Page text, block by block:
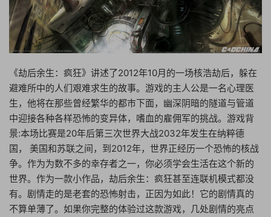
《劫后余生：疯狂》讲述了2012年10月的一场核浩劫后，躲在
避难所中的人们艰难求生的故事。游戏的主人公是一名心理医
生，他将在那些曾经繁华的都市下面，幽深阴暗的隧道与管道
中迎接各种各样恐怖的变异体，嗜血的雇佣军的挑战。游戏背
景:本场比赛是20年后第三次世界大战2032年发生在纳粹德
国， 美国和苏联之间，到2012年，世界正经历一个恐怖的核战
争。作为为数不多的幸存者之一，你必须学会生活在这个新的
世界。作为一款小作品，劫后余生：疯狂甚至连联机模式都没
有。剧情走的是老套的恐怖射击，正因为如此！它的剧情真的
不算单薄了。如果你完整的体验过这款游戏，几处剧情的亮点